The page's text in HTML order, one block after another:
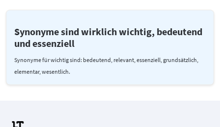
Synonyme sind wirklich wichtig, bedeutend
und essenziell
Synonyme für wichtig sind: bedeutend, relevant, essenziell, grundsätzlich,
elementar, wesentlich.